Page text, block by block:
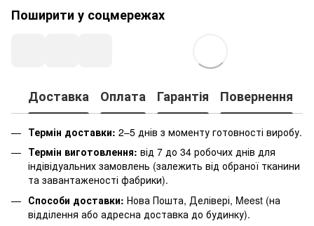
Поширити у соцмережах
Доставка Оплата Гарантія Повернення
Термін доставки: 2–5 днів з моменту готовності виробу.
Термін виготовлення: від 7 до 34 робочих днів для
індівідуальних замовлень (залежить від обраної тканини
та завантаженості фабрики).
Способи доставки: Нова Пошта, Делівері, Meest (на
відділення або адресна доставка до будинку).